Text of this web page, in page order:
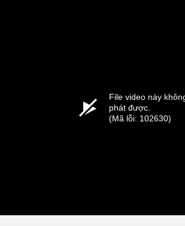
File video này
phát được.
(Mã lỗi: 102630)